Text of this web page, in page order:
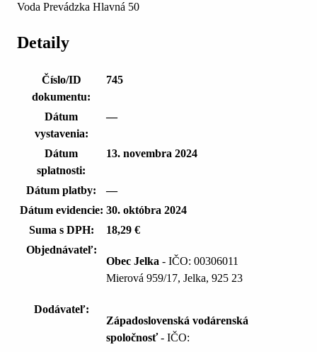
Voda Prevádzka Hlavná 50
Detaily
Číslo/ID
dokumentu:
745
Dátum
vystavenia:
—
Dátum
splatnosti:
13. novembra 2024
Dátum platby:
—
Dátum evidencie: 30. októbra 2024
Suma s DPH:
18,29 €
Objednávateľ:
Obec Jelka - IČO: 00306011
Mierová 959/17, Jelka, 925 23
Dodávateľ:
Západoslovenská vodárenská
spoločnosť- IČO: